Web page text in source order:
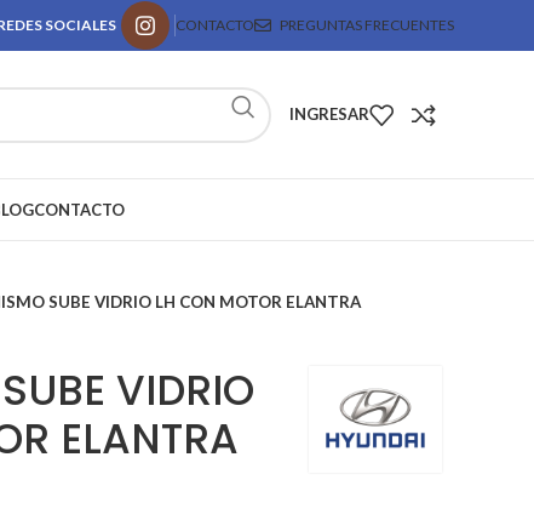
SOCIALES CONTACTO PREGUNTAS FRECUENTES
INGRESAR
CONTACTO
SUBE VIDRIO LH CON MOTOR ELANTRA
VIDRIO
ELANTRA